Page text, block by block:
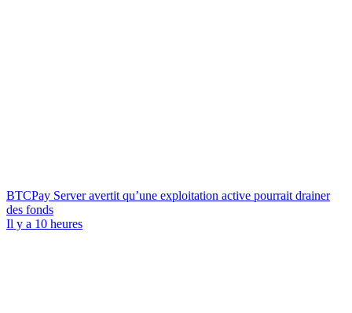
BTCPay Server avertit qu’une exploitation active pourrait drainer
des fonds
Il y a 10 heures